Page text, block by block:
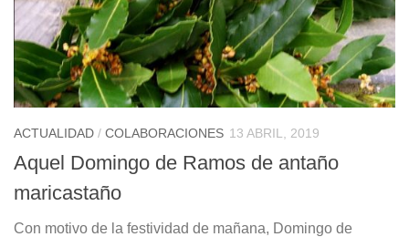
ACTUALIDAD / COLABORACIONES 13 ABRIL, 2019
Aquel Domingo de Ramos de antaño
maricastaño
Con motivo de la festividad de mañana, Domingo de